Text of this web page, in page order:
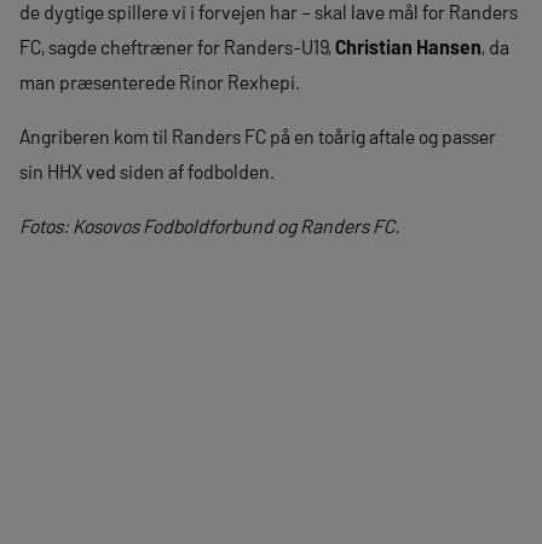
de dygtige spillere vi i forvejen har – skal lave mål for Randers
FC, sagde cheftræner for Randers-U19,Christian Hansen, da
man præsenterede Rinor Rexhepi.
Angriberen kom til Randers FC på en toårig aftale og passer
sin HHX ved siden af fodbolden.
Fotos: Kosovos Fodboldforbund og Randers FC.